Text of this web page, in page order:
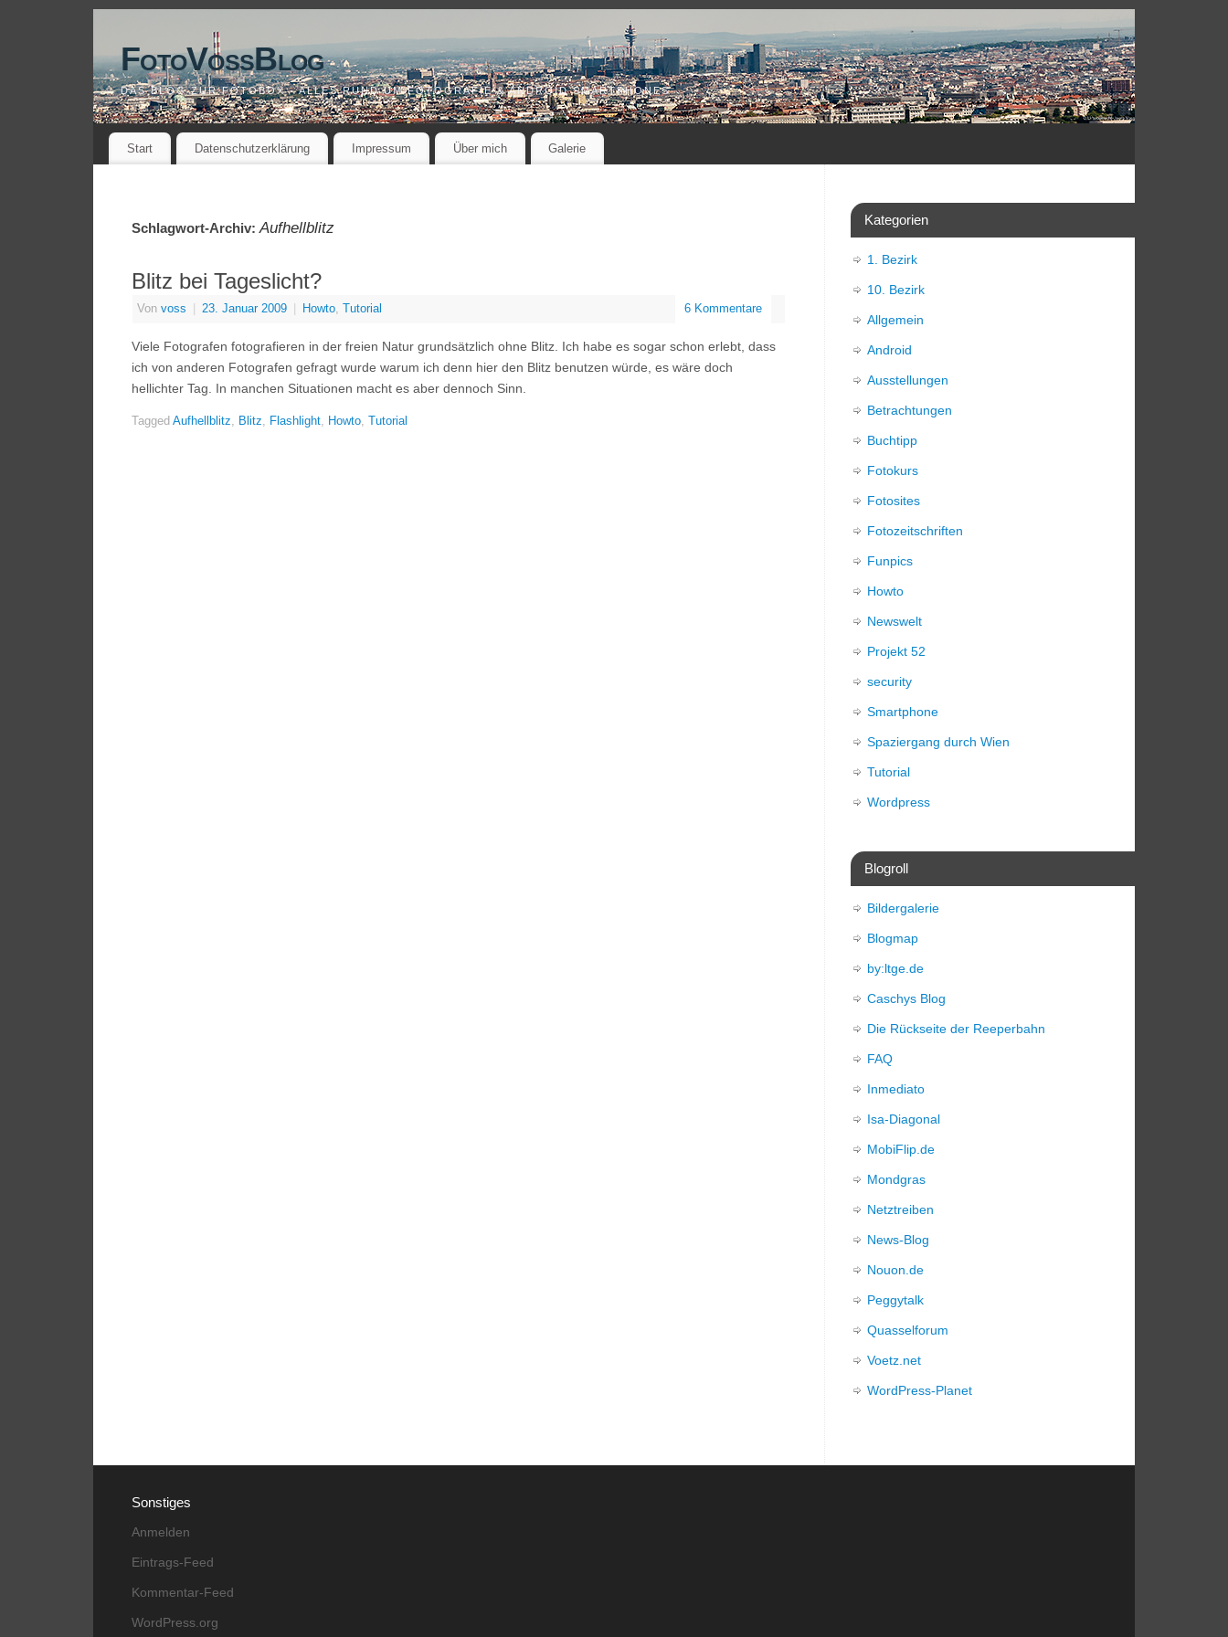
FotoVossBlog
DAS BLOG ZUR FOTOBOX - ALLES RUND UM FOTOGRAFIE & ANDROID SMARTPHONES
Start Datenschutzerklärung Impressum Über mich Galerie
Schlagwort-Archiv: Aufhellblitz
Blitz bei Tageslicht?
Von voss 23. Januar 2009 Howto, Tutorial 6 Kommentare
Viele Fotografen fotografieren in der freien Natur grundsätzlich ohne Blitz. Ich habe es sogar schon erlebt, dass
ich von anderen Fotografen gefragt wurde warum ich denn hier den Blitz benutzen würde, es wäre doch
hellichter Tag. In manchen Situationen macht es aber dennoch Sinn.
Tagged Aufhellblitz, Blitz, Flashlight, Howto, Tutorial
Kategorien
1. Bezirk
10. Bezirk
Allgemein
Android
Ausstellungen
Betrachtungen
Buchtipp
Fotokurs
Fotosites
Fotozeitschriften
Funpics
Howto
Newswelt
Projekt 52
security
Smartphone
Spaziergang durch Wien
Tutorial
Wordpress
Blogroll
Bildergalerie
Blogmap
by:ltge.de
Caschys Blog
Die Rückseite der Reeperbahn
FAQ
Inmediato
Isa-Diagonal
MobiFlip.de
Mondgras
Netztreiben
News-Blog
Nouon.de
Peggytalk
Quasselforum
Voetz.net
WordPress-Planet
Sonstiges
Anmelden
Eintrags-Feed
Kommentar-Feed
WordPress.org